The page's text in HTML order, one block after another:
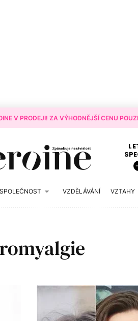
V PRODEJI! ZA VÝHODNĚJŠÍ CENU
SPOLEČNOST VZDĚLÁVÁNÍ VZTAHY